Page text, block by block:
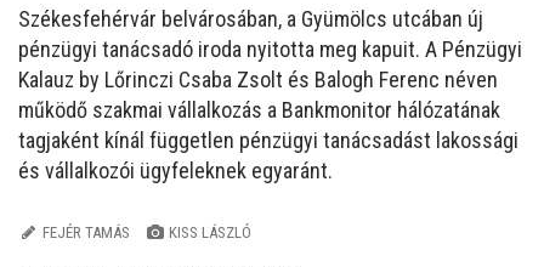
Székesfehérvár belvárosában, a Gyümölcs utcában új
pénzügyi tanácsadó iroda nyitotta meg kapuit. A Pénzügyi
Kalauz by Lőrinczi Csaba Zsolt és Balogh Ferenc néven
működő szakmai vállalkozás a Bankmonitor hálózatának
tagjaként kínál független pénzügyi tanácsadást lakossági
és vállalkozói ügyfeleknek egyaránt.
FEJÉR TAMÁS KISS LÁSZLÓ